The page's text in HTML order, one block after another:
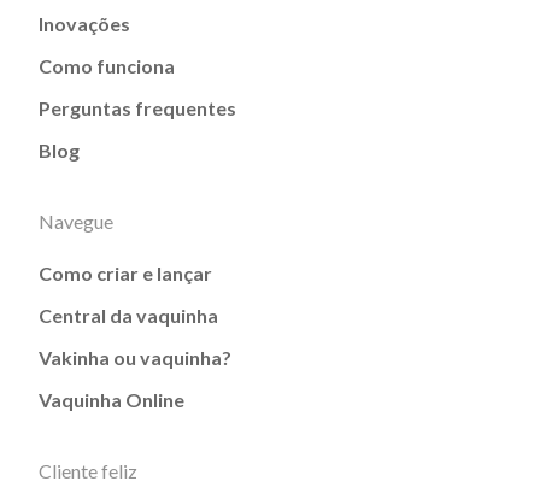
Inovações
Como funciona
Perguntas frequentes
Blog
Navegue
Como criar e lançar
Central da vaquinha
Vakinha ou vaquinha?
Vaquinha Online
Cliente feliz